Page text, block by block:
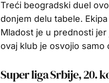
Treći beogradski duel
donjem delu tabele.
Mladost je u prednosti
ovaj klub je osvojio samo
Super liga Srbije, 20.